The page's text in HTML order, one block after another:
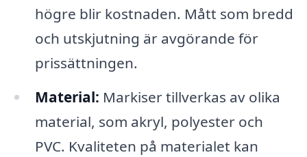
högre blir kostnaden. Mått som bredd
och utskjutning är avgörande för
prissättningen.
Material: Markiser tillverkas av olika
material, som akryl, polyester och
PVC. Kvaliteten på materialet kan